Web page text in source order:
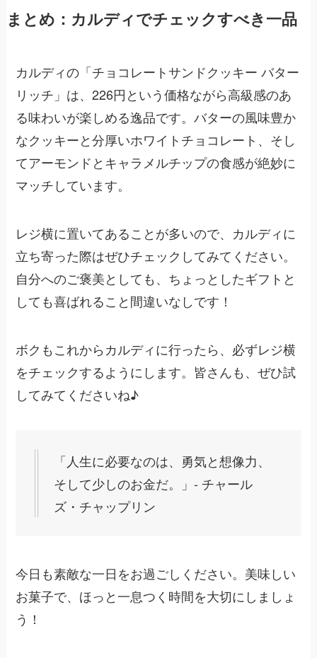
まとめ：カルディでチェックすべき一品
カルディの「チョコレートサンドクッキー バター
リッチ」は、226円という価格ながら高級感のあ
る味わいが楽しめる逸品です。バターの風味豊か
なクッキーと分厚いホワイトチョコレート、そし
てアーモンドとキャラメルチップの食感が絶妙に
マッチしています。
レジ横に置いてあることが多いので、カルディに
立ち寄った際はぜひチェックしてみてください。
自分へのご褒美としても、ちょっとしたギフトと
しても喜ばれること間違いなしです！
ボクもこれからカルディに行ったら、必ずレジ横
をチェックするようにします。皆さんも、ぜひ試
してみてくださいね♪
「人生に必要なのは、勇気と想像力、
そして少しのお金だ。」- チャール
ズ・チャップリン
今日も素敵な一日をお過ごしください。美味しい
お菓子で、ほっと一息つく時間を大切にしましょ
う！